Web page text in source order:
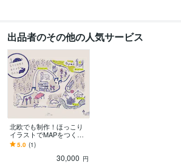
出品者のその他の人気サービス
北欧でも制作！ほっこり
イラストでMAPをつくり
ます フェアやイベント、
プライベート企画にも！
5.0 (1)
30,000 円